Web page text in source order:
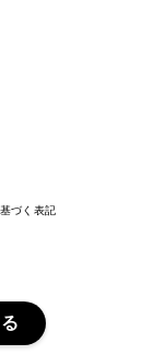
づく表記